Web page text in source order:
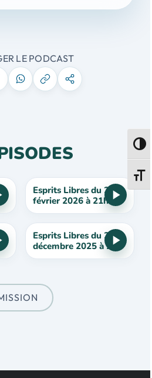
LE PODCAST
Esprits Libres du 22
février 2026 à 21h
Esprits Libres du 28
décembre 2025 à 21h